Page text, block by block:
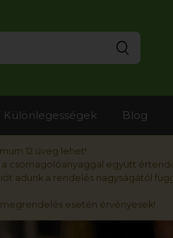
12 üveg lehet!
a csomagolóanyaggal együtt
adunk a rendelés nagyságától
esetén érvényesek!
Különlegességek Blog